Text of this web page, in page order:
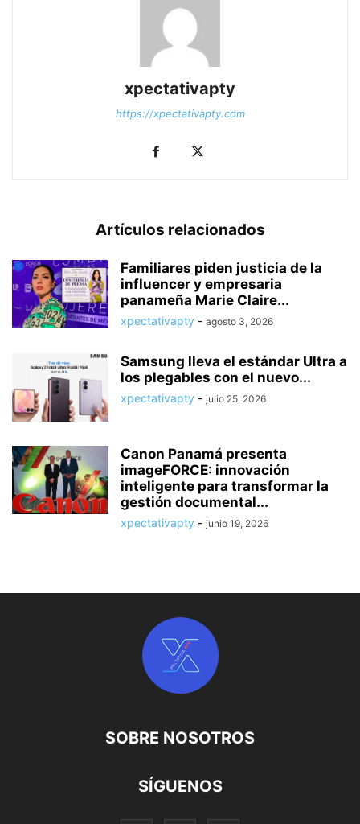
xpectativapty
https://xpectativapty.com
Artículos relacionados
Familiares piden justicia de la
influencer y empresaria
panameña Marie Claire...
xpectativapty - agosto 3, 2026
Samsung lleva el estándar Ultra a
los plegables con el nuevo...
xpectativapty - julio 25, 2026
Canon Panamá presenta
imageFORCE: innovación
inteligente para transformar la
gestión documental...
xpectativapty - junio 19, 2026
SOBRE NOSOTROS
SÍGUENOS